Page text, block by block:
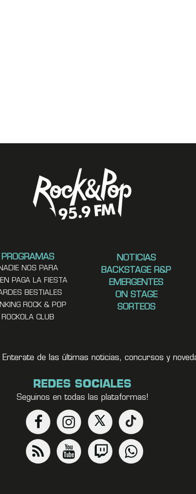
PROGRAMAS
NOS PARA
PAGA LA FIESTA
BESTIALES
ROCK & POP
ROCKOLA CLUB
NOTICIAS
BACKSTAGE R&P
EMERGENTES
ON STAGE
SORTEOS
de las últimas noticias, concursos y
REDES SOCIALES
Seguinos en todas las plataformas!